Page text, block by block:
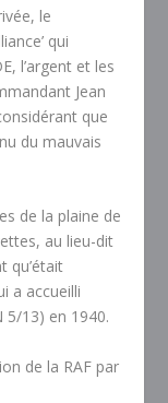
le
qui
l’argent et les
Jean
que
du mauvais
de la plaine de
au lieu-dit
qu’était
a accueilli
5/13) en 1940.
de la RAF par